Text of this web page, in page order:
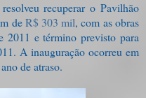
recuperar o Pavilhão
deR$ 303 mil, com as obras
2011 e término previsto para
A inauguração ocorreu em
de atraso.